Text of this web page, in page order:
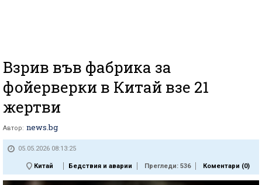
Взрив във фабрика за
фойерверки в Китай взе 21
жертви
Автор: news.bg
05.05.2026 08:13:25
Китай Бедствия и аварии Прегледи: 536 Коментари (0)